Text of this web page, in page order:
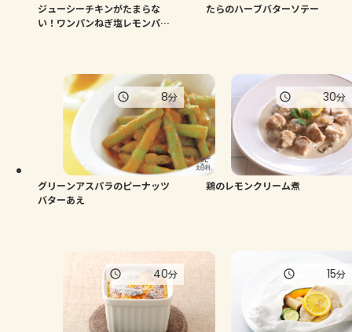
ジューシーチキンがたまらな
い！ワンパンねぎ塩レモンパエ
たらのハーブバターソテー
グリーンアスパラのピーナッツ
バターあえ
8分
鶏のレモンクリーム煮
30分
40分 15分